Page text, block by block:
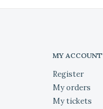
MY ACCOUNT
Register
My orders
My tickets